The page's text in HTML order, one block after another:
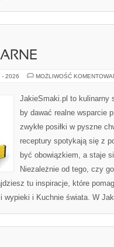
- 2026 MOŻLIWOŚĆ
JakieSmaki.pl to kulinarny
by dawać realne wsparcie
zwykłe posiłki w pyszne
receptury spotykają się z
być obowiązkiem, a staje
Niezależnie od tego, czy
tu inspiracje, które
wypieki i Kuchnie świata. W